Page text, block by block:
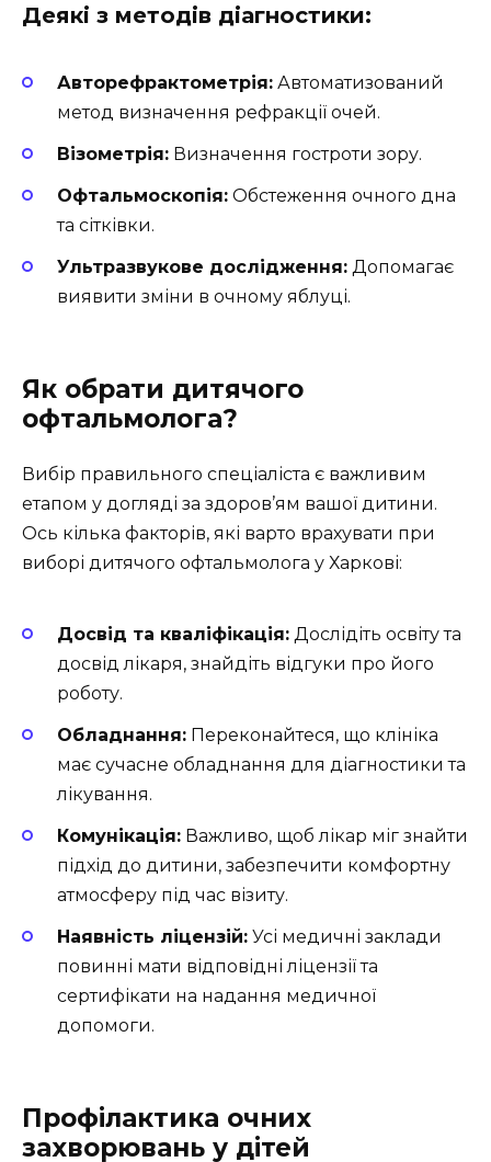
Деякі з методів діагностики:
Авторефрактометрія: Автоматизований
метод визначення рефракції очей.
Візометрія: Визначення гостроти зору.
Офтальмоскопія: Обстеження очного дна
та сітківки.
Ультразвукове дослідження: Допомагає
виявити зміни в очному яблуці.
Як обрати дитячого
офтальмолога?
Вибір правильного спеціаліста є важливим
етапом у догляді за здоров’ям вашої дитини.
Ось кілька факторів, які варто врахувати при
виборі дитячого офтальмолога у Харкові:
Досвід та кваліфікація: Дослідіть освіту та
досвід лікаря, знайдіть відгуки про його
роботу.
Обладнання: Переконайтеся, що клініка
має сучасне обладнання для діагностики та
лікування.
Комунікація: Важливо, щоб лікар міг знайти
підхід до дитини, забезпечити комфортну
атмосферу під час візиту.
Наявність ліцензій: Усі медичні заклади
повинні мати відповідні ліцензії та
сертифікати на надання медичної
допомоги.
Профілактика очних
захворювань у дітей